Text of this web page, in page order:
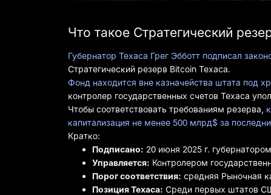
Что такое Стратегический
Губернатор Техаса Грег Эбботт подписал
Стратегический резерв Bitcoin Техаса.
Фонд находится вне казначейства штата под
контролер государственных счетов Техаса
Чтобы соответствовать требованиям резерва,
капитализация не менее 500 млрд$ за
Кратко:
Подписано: 20 июня 2025 г.
Управляется: Контролером
Порог соответствия: средняя Рыночная
Позиция Техаса: Среди первых штатов